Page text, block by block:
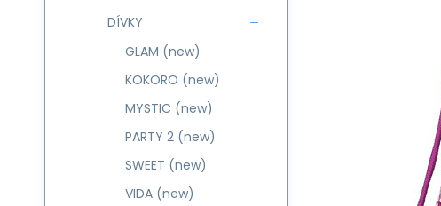
DÍVKY
GLAM (new)
KOKORO (new)
MYSTIC (new)
PARTY 2 (new)
SWEET (new)
VIDA (new)